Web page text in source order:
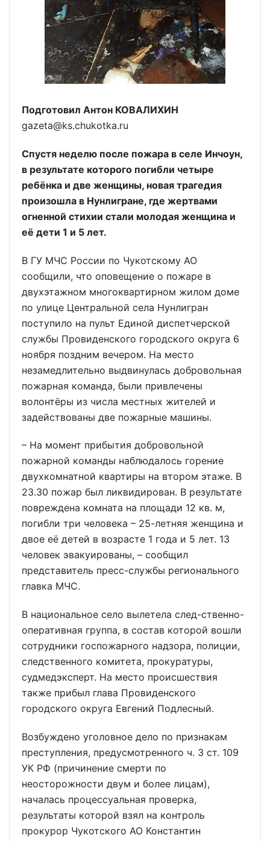
Подготовил Антон КОВАЛИХИН
gazeta@ks.chukotka.ru
Спустя неделю после пожара в селе Инчоун,
в результате которого погибли четыре
ребёнка и две женщины, новая трагедия
произошла в Нунлигране, где жертвами
огненной стихии стали молодая женщина и
её дети 1 и 5 лет.
В ГУ МЧС России по Чукотскому АО
сообщили, что оповещение о пожаре в
двухэтажном многоквартирном жилом доме
по улице Центральной села Нунлигран
поступило на пульт Единой диспетчерской
службы Провиденского городского округа 6
ноября поздним вечером. На место
незамедлительно выдвинулась добровольная
пожарная команда, были привлечены
волонтёры из числа местных жителей и
задействованы две пожарные машины.
– На момент прибытия добровольной
пожарной команды наблюдалось горение
двухкомнатной квартиры на втором этаже. В
23.30 пожар был ликвидирован. В результате
повреждена комната на площади 12 кв. м,
погибли три человека – 25-летняя женщина и
двое её детей в возрасте 1 года и 5 лет. 13
человек эвакуированы, – сообщил
представитель пресс-службы регионального
главка МЧС.
В национальное село вылетела след-ственно-
оперативная группа, в состав которой вошли
сотрудники госпожарного надзора, полиции,
следственного комитета, прокуратуры,
судмедэксперт. На место происшествия
также прибыл глава Провиденского
городского округа Евгений Подлесный.
Возбуждено уголовное дело по признакам
преступления, предусмотренного ч. 3 ст. 109
УК РФ (причинение смерти по
неосторожности двум и более лицам),
началась процессуальная проверка,
результаты которой взял на контроль
прокурор Чукотского АО Константин